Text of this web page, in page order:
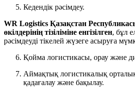
Кедендік рәсімдеу.
WR Logistics Қазақстан
өкілдерінің тізіліміне енгізілген, бұл
рәсімдеуді тікелей жүзеге асыруға
Қойма логистикасы, орау және
Аймақтық логистикалық
қадағалау және бақылау.